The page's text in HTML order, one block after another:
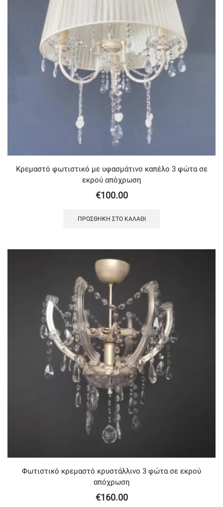
Κρεμαστό φωτιστικό με υφασμάτινο καπέλο 3 φώτα σε
εκρού απόχρωση
€100.00
ΠΡΟΣΘΉΚΗ ΣΤΟ ΚΑΛΆΘΙ
Φωτιστικό κρεμαστό κρυστάλλινο 3 φώτα σε εκρού
απόχρωση
€160.00